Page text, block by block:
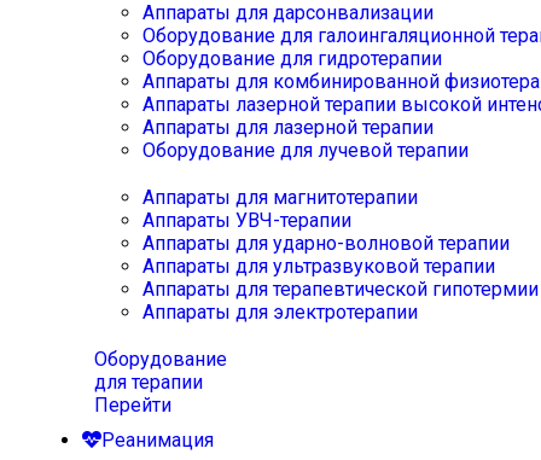
Аппараты для дарсонвализации
Оборудование для галоингаляционной
Оборудование для гидротерапии
Аппараты для комбинированной
Аппараты лазерной терапии высокой
Аппараты для лазерной терапии
Оборудование для лучевой терапии
Аппараты для магнитотерапии
Аппараты УВЧ-терапии
Аппараты для ударно-волновой терапии
Аппараты для ультразвуковой терапии
Аппараты для терапевтической
Аппараты для электротерапии
Оборудование
для терапии
Перейти
Реанимация